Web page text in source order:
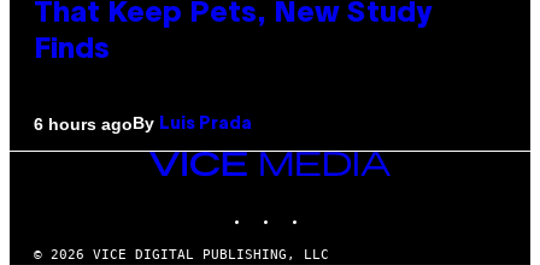
That Keep Pets, New Study
Finds
6 hours agoBy Luis Prada
VICE
© 2026 VICE DIGITAL PUBLISHING, LLC